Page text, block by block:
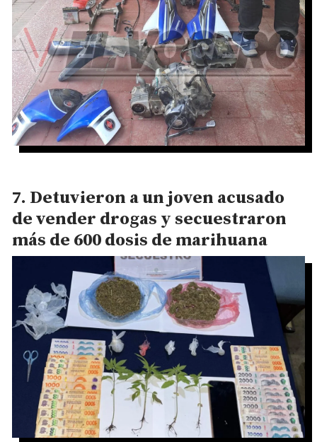
Detuvieron a un joven acusado
de vender drogas y secuestraron
más de 600 dosis de marihuana